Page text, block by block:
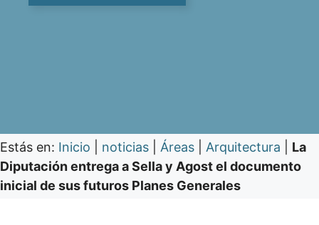
Estás en: Inicio noticias Áreas Arquitectura
La
Diputación entrega a Sella y Agost el documento
inicial de sus futuros Planes Generales